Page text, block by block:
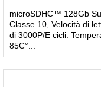
microSDHC™ 128Gb
Classe 10, Velocità di
di 3000P/E cicli.
85C°...